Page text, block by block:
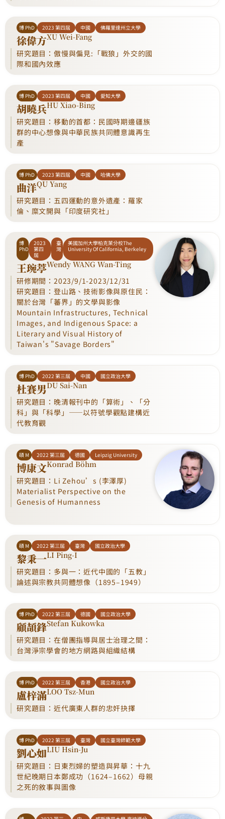
博 PhD 2023 第四屆 中國 佛羅里達州立大學
徐偉方XU Wei-Fang
研究題目：傲慢與偏見:「戰狼」外交的國
際和國內效應
博 PhD 2023 第四屆 中國 愛知大學
胡曉兵HU Xiao-Bing
研究題目：移動的首都：民國時期邊疆族
群的中心想像與中華民族共同體意識再生
產
博 PhD 2023 第四屆 中國 哈佛大學
曲洋QU Yang
研究題目：五四運動的意外遺產：羅家
倫、糜文開與「印度研究社」
博
PhD
2023
第四
屆
臺
灣
美國加州大學柏克萊分校The
University Of California, Berkeley
王琬葶Wendy WANG Wan-Ting
研修期間：2023/9/1-2023/12/31
研究題目：登山路、技術影像與原住民：
關於台灣「蕃界」的文學與影像
Mountain Infrastructures, Technical
Images, and Indigenous Space: a
Literary and Visual History of
Taiwan's "Savage Borders"
博 PhD 2022 第三屆 中國 國立政治大學
杜賽男DU Sai-Nan
研究題目：晚清報刊中的「算術」、「分
科」與「科學」——以符號學觀點建構近
代教育觀
碩 M 2022 第三屆 德國 Leipzig University
博康文Konrad Böhm
研究題目：Li Zehou’s (李澤厚)
Materialist Perspective on the
Genesis of Humanness
碩 M 2022 第三屆 臺灣 國立政治大學
黎秉一LI Ping-I
研究題目：多與一：近代中國的「五教」
論述與宗教共同體想像（1895–1949）
博 PhD 2022 第三屆 德國 國立政治大學
顧頡鋒Stefan Kukowka
研究題目：在僧團指導與居士治理之間：
台灣淨宗學會的地方網路與組織結構
博 PhD 2022 第三屆 香港 國立政治大學
盧梓滿LOO Tsz-Mun
研究題目：近代廣東人群的忠奸抉擇
博 PhD 2022 第三屆 臺灣 國立臺灣師範大學
劉心如LIU Hsin-Ju
研究題目：日東烈婦的塑造與昇華：十九
世紀晚期日本鄭成功（1624–1662）母親
之死的敘事與圖像